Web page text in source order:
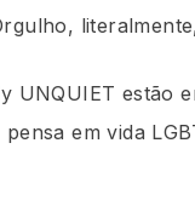
UNQUIET estão
em vida